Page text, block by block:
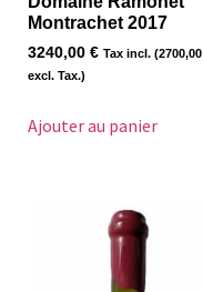
Montrachet 2017
3240,00 € Tax incl. (2700,00
excl. Tax.)
Ajouter au panier